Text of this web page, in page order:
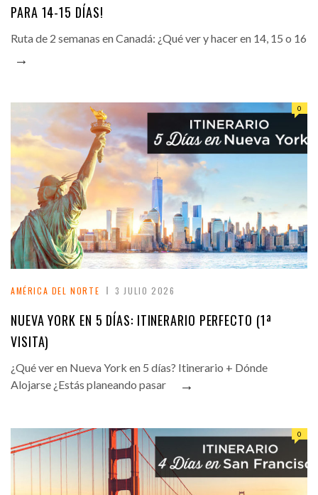
PARA 14-15 DÍAS!
Ruta de 2 semanas en Canadá: ¿Qué ver y hacer en 14, 15 o 16
→
AMÉRICA DEL NORTE 3 JULIO 2026
0
NUEVA YORK EN 5 DÍAS: ITINERARIO PERFECTO (1ª
VISITA)
¿Qué ver en Nueva York en 5 días? Itinerario + Dónde
Alojarse ¿Estás planeando pasar
→
0